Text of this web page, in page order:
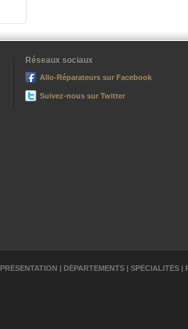
Réseaux sociaux
Allo-Réparateurs sur Facebook
Suivez-nous sur Twitter
PRÉSENTATION | DÉPARTEMENTS | SPÉCIALITÉS |